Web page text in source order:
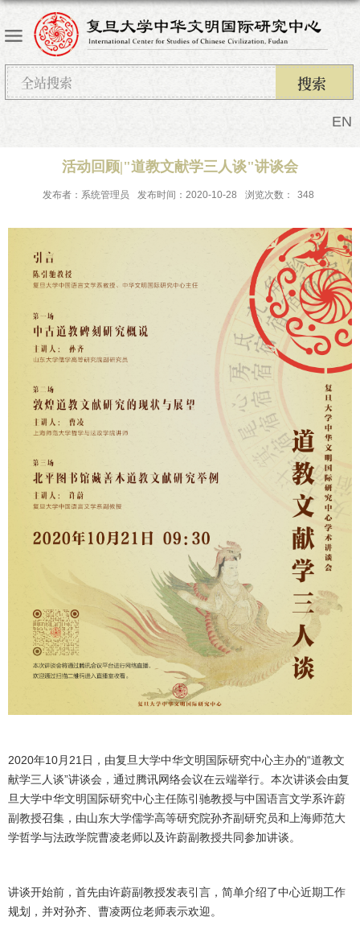
EN
活动回顾|"道教文献学三人谈"讲谈会
发布者：系统管理员 发布时间：2020-10-28 浏览次数： 348
2020年10月21日，由复旦大学中华文明国际研究中心主办的“道教文
献学三人谈”讲谈会，通过腾讯网络会议在云端举行。本次讲谈会由复
旦大学中华文明国际研究中心主任陈引驰教授与中国语言文学系许蔚
副教授召集，由山东大学儒学高等研究院孙齐副研究员和上海师范大
学哲学与法政学院曹凌老师以及许蔚副教授共同参加讲谈。
讲谈开始前，首先由许蔚副教授发表引言，简单介绍了中心近期工作
规划，并对孙齐、曹凌两位老师表示欢迎。